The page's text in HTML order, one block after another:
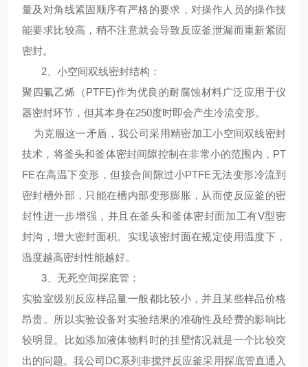
量及对角线紧固顺序有严格的要求，对操作人员的操作技
能要求比较高，稍不注意就会导致反应釜泄漏而重新紧固
密封。
2、 小空间双线密封结构 ：
聚四氟乙烯（PTFE)作为优良的耐腐蚀材料广泛应用于仪
器密封环节，但其本身在250度时即会产生冷流变形。
为克服这一矛盾，我公司采用精密加工小空间双线密封
技术，将釜头和釜体密封间隙控制在非常小的范围内，PT
FE在高温下变形，但接合间隙过小PTFE无法变形冷流到
密封槽外部，只能在槽内部变形膨胀，从而使反应釜的密
封性进一步增强，并且在釜头和釜体密封面加工有V型密
封沟，增大密封面积。实现该密封面在规定使用温度下，
温度越高密封性能越好。
3、 无死空间探底管 ：
实验室级别反应样品量一般都比较小，并且某些样品价格
昂贵。所以实验设备对实验结果的准确性及经费的影响比
较明显。比如添加液体物料时的挂壁情况就是一个比较突
出的问题。我公司DC系列非搅拌反应釜采用探底管直通入